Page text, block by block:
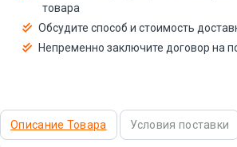
товара
Обсудите способ и стоимость
Непременно заключите договор на
Описание Товара Условия поставки